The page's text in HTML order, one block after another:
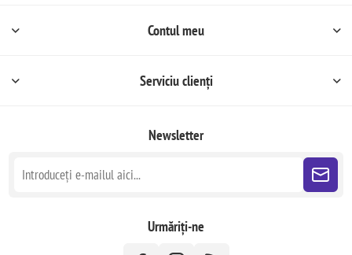
Contul meu
Serviciu clienți
Newsletter
Urmăriți-ne